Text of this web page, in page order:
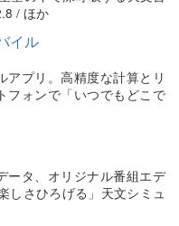
/ ほか
イル
アプリ。高精度な計算とリ
フォンで「いつでもどこで
ータ、オリジナル番組エデ
しさひろげる」天文シミュ